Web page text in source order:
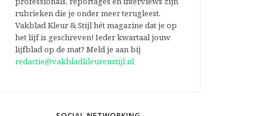
rubrieken die je onder meer terugleest.
Vakblad Kleur & Stijl hét magazine dat je op
het lijf is geschreven! Ieder kwartaal jouw
lijfblad op de mat? Meld je aan bij
redactie@vakbladkleurenstijl.nl